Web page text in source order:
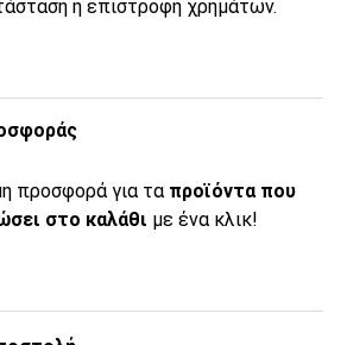
ή επιστροφή χρημάτων.
προσφορά για τα προϊόντα που
στο καλάθι με ένα κλικ!